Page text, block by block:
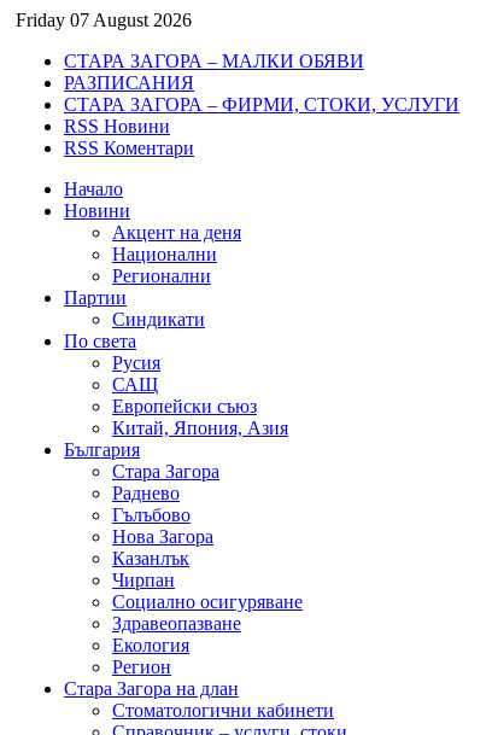
Friday 07 August 2026
СТАРА ЗАГОРА – МАЛКИ ОБЯВИ
РАЗПИСАНИЯ
СТАРА ЗАГОРА – ФИРМИ, СТОКИ, УСЛУГИ
RSS Новини
RSS Коментари
Начало
Новини
Акцент на деня
Национални
Регионални
Партии
Синдикати
По света
Русия
САЩ
Европейски съюз
Китай, Япония, Азия
България
Стара Загора
Раднево
Гълъбово
Нова Загора
Казанлък
Чирпан
Социално осигуряване
Здравеопазване
Екология
Регион
Стара Загора на длан
Стоматологични кабинети